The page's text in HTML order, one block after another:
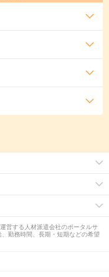
営する人材派遣会社のポータルサ
勤務時間、長期・短期などの希望